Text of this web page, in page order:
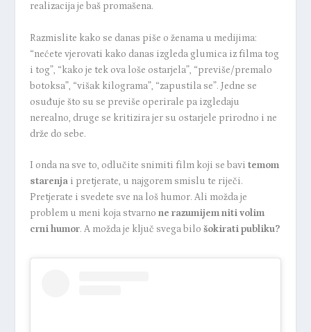
realizacija je baš promašena.
Razmislite kako se danas piše o ženama u medijima:
“nećete vjerovati kako danas izgleda glumica iz filma tog
i tog”, “kako je tek ova loše ostarjela”, “previše/premalo
botoksa”, “višak kilograma”, “zapustila se”. Jedne se
osuđuje što su se previše operirale pa izgledaju
nerealno, druge se kritizira jer su ostarjele prirodno i ne
drže do sebe.
I onda na sve to, odlučite snimiti film koji se bavi temom
starenjai pretjerate, u najgorem smislu te riječi.
Pretjerate i svedete sve na loš humor. Ali možda je
problem u meni koja stvarno ne razumijem niti volim
crni humor. A možda je ključ svega bilo šokirati publiku?